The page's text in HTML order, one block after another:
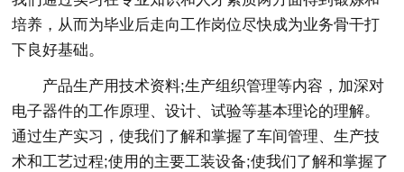
培养，从而为毕业后走向工作岗位尽快成为业务骨干打
下良好基础。
产品生产用技术资料;生产组织管理等内容，加深对
电子器件的工作原理、设计、试验等基本理论的理解。
通过生产实习，使我们了解和掌握了车间管理、生产技
术和工艺过程;使用的主要工装设备;使我们了解和掌握了